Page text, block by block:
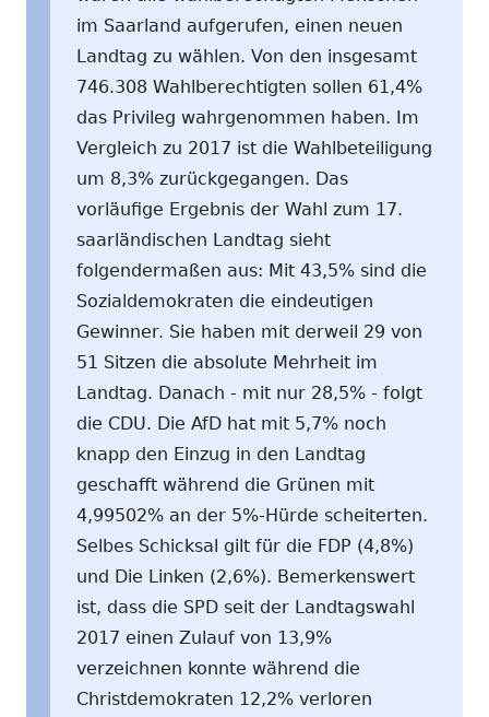
im Saarland aufgerufen, einen neuen
Landtag zu wählen. Von den insgesamt
746.308 Wahlberechtigten sollen 61,4%
das Privileg wahrgenommen haben. Im
Vergleich zu 2017 ist die Wahlbeteiligung
um 8,3% zurückgegangen. Das
vorläufige Ergebnis der Wahl zum 17.
saarländischen Landtag sieht
folgendermaßen aus: Mit 43,5% sind die
Sozialdemokraten die eindeutigen
Gewinner. Sie haben mit derweil 29 von
51 Sitzen die absolute Mehrheit im
Landtag. Danach - mit nur 28,5% - folgt
die CDU. Die AfD hat mit 5,7% noch
knapp den Einzug in den Landtag
geschafft während die Grünen mit
4,99502% an der 5%-Hürde scheiterten.
Selbes Schicksal gilt für die FDP (4,8%)
und Die Linken (2,6%). Bemerkenswert
ist, dass die SPD seit der Landtagswahl
2017 einen Zulauf von 13,9%
verzeichnen konnte während die
Christdemokraten 12,2% verloren